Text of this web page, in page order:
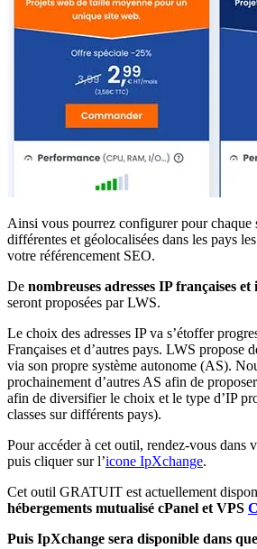
Ainsi vous pourrez configurer pour chaque
différentes et géolocalisées dans les pays
votre référencement SEO.
De nombreuses adresses IP françaises
seront proposées par LWS.
Le choix des adresses IP va s’étoffer
Françaises et d’autres pays. LWS propose
via son propre système autonome (AS).
prochainement d’autres AS afin de
afin de diversifier le choix et le type d’IP
classes sur différents pays).
Pour accéder à cet outil, rendez-vous dans
puis cliquer sur l’icone IpXchange.
Cet outil GRATUIT est actuellement
hébergements mutualisé cPanel et VPS
Puis IpXchange sera disponible dans